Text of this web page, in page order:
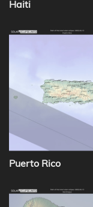
Haiti
Puerto Rico